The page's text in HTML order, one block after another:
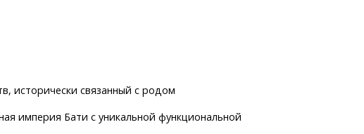
исторически связанный с родом
империя Бати с уникальной функциональной